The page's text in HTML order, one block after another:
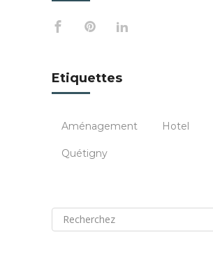
Etiquettes
Aménagement Hotel
Quétigny